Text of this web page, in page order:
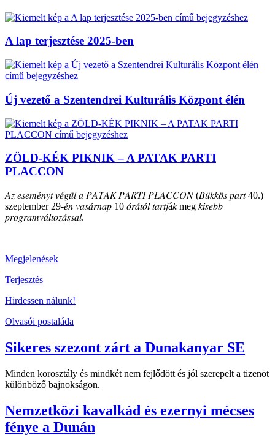
A lap terjesztése 2025-ben
Új vezető a Szentendrei Kulturális Központ élén
ZÖLD-KÉK PIKNIK – A PATAK PARTI
PLACCON
𝐴𝑧 𝑒𝑠𝑒𝑚𝑒́𝑛𝑦𝑡 𝑣𝑒́𝑔𝑢̈𝑙 𝑎 𝑃𝐴𝑇𝐴𝐾 𝑃𝐴𝑅𝑇𝐼 𝑃𝐿𝐴𝐶𝐶𝑂𝑁 (𝐵𝑢̈𝑘𝑘𝑜̈𝑠 𝑝𝑎𝑟𝑡 40.)
szeptember 29-𝑒́𝑛 𝑣𝑎𝑠𝑎́𝑟𝑛𝑎𝑝 10 𝑜́𝑟𝑎́𝑡𝑜́𝑙 𝑡𝑎𝑟𝑡𝑗á𝑘 meg 𝑘𝑖𝑠𝑒𝑏𝑏
𝑝𝑟𝑜𝑔𝑟𝑎𝑚𝑣𝑎́𝑙𝑡𝑜𝑧𝑎́𝑠𝑠𝑎𝑙.
Megjelenések
Terjesztés
Hirdessen nálunk!
Olvasói postaláda
Sikeres szezont zárt a Dunakanyar SE
Minden korosztály és mindkét nem fejlődött és jól szerepelt a tizenöt
különböző bajnokságon.
Nemzetközi kavalkád és ezernyi mécses
fénye a Dunán